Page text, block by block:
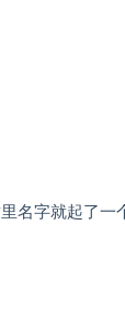
名字就起了一